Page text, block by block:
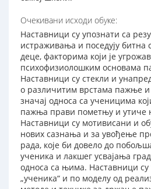
Очекивани исходи обуке:
Наставници су упознати са
истраживања и поседују
деце, факторима који је
психофизиолошким основама
Наставници су стекли и
о различитим врстама пажње
значај односа са ученицима
пажња прави пометњу и утиче
Наставници су мотивисани и
нових сазнања и за увођење
рада, које би довело до
ученика и лакшег усвајања
односа са њима. Наставници су
„ученика“ и по моделу од